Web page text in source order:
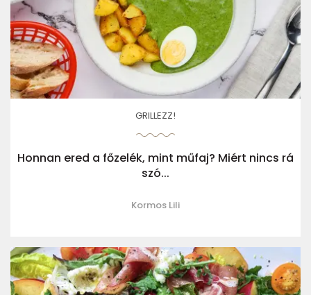
GRILLEZZ!
Honnan ered a főzelék, mint műfaj? Miért nincs rá
szó...
Kormos Lili